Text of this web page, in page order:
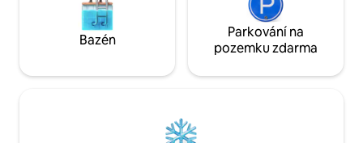
Bazén
Parkování na
pozemku zdarma